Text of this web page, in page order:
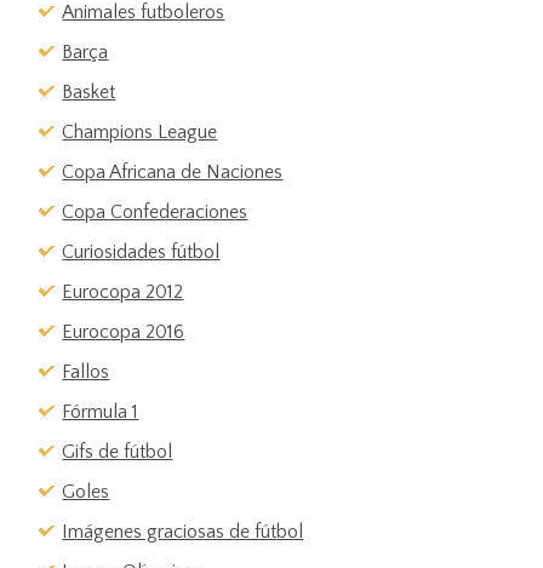
Animales futboleros
Barça
Basket
Champions League
Copa Africana de Naciones
Copa Confederaciones
Curiosidades fútbol
Eurocopa 2012
Eurocopa 2016
Fallos
Fórmula 1
Gifs de fútbol
Goles
Imágenes graciosas de fútbol